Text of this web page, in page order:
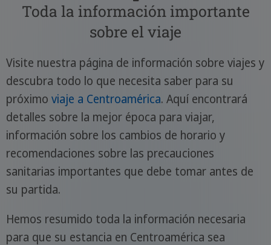
Toda la información importante
sobre el viaje
Visite nuestra página de información sobre viajes y
descubra todo lo que necesita saber para su
próximo viaje a Centroamérica. Aquí encontrará
detalles sobre la mejor época para viajar,
información sobre los cambios de horario y
recomendaciones sobre las precauciones
sanitarias importantes que debe tomar antes de
su partida.
Hemos resumido toda la información necesaria
para que su estancia en Centroamérica sea